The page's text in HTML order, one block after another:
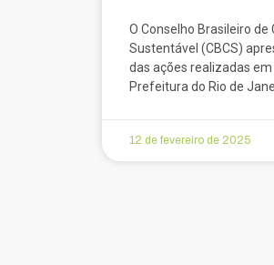
O Conselho Brasileiro de
Sustentável (CBCS)
das ações realizadas
Prefeitura do Rio de
12 de fevereiro de 2025